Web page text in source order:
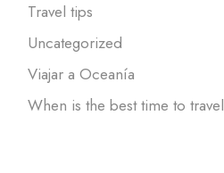
Travel tips
Uncategorized
Viajar a Oceanía
When is the best time to travel